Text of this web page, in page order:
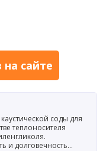
сайте
соды для
теплоносителя
и долговечность